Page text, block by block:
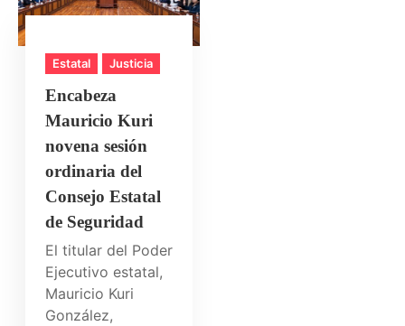
Estatal Justicia
Encabeza
Mauricio Kuri
novena sesión
ordinaria del
Consejo Estatal
de Seguridad
El titular del Poder
Ejecutivo estatal,
Mauricio Kuri
González,